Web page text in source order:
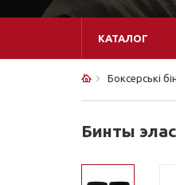
КАТАЛОГ
Боксерські
Бинты